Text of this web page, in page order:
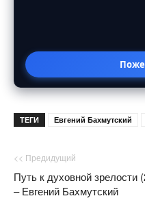
ТЕГИ Евгений Бахмутский
<< Предидущий
Путь к духовной зрелости
– Евгений Бахмутский